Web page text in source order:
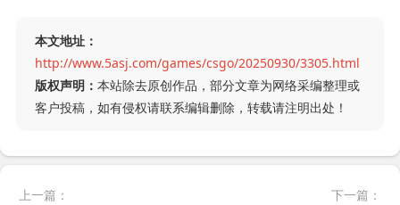
本文地址：
http://www.5asj.com/games/csgo/20250930/3305.html
版权声明： 本站除去原创作品，部分文章为网络采编整理或
客户投稿，如有侵权请联系编辑删除，转载请注明出处！
上一篇： 下一篇：